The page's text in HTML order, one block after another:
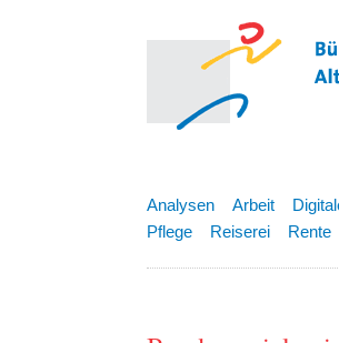
Analysen Arbeit
Pflege
Reiserei Rente